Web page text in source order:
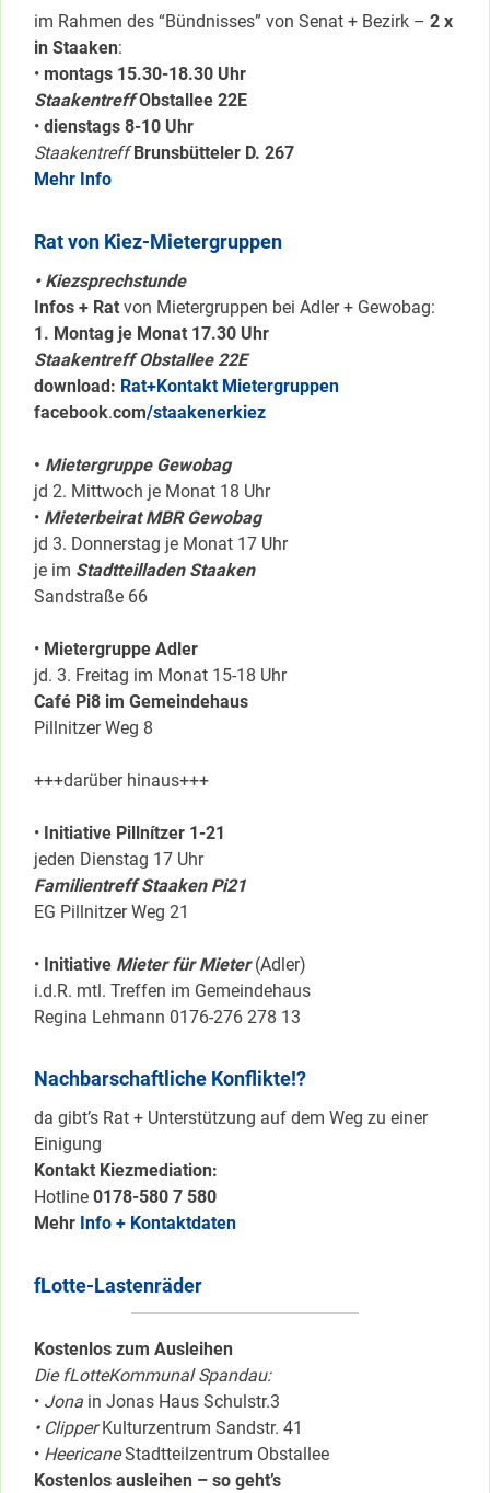
im Rahmen des “Bündnisses” von Senat + Bezirk – 2 x
in Staaken:
• montags 15.30-18.30 Uhr
Staakentreff Obstallee 22E
• dienstags 8-10 Uhr
Staakentreff Brunsbütteler D. 267
Mehr Info
Rat von Kiez-Mietergruppen
• Kiezsprechstunde
Infos + Rat von Mietergruppen bei Adler + Gewobag:
1. Montag je Monat 17.30 Uhr
Staakentreff Obstallee 22E
download: Rat+Kontakt Mietergruppen
facebook.com/staakenerkiez
• Mietergruppe Gewobag
jd 2. Mittwoch je Monat 18 Uhr
• Mieterbeirat MBR Gewobag
jd 3. Donnerstag je Monat 17 Uhr
je im Stadtteilladen Staaken
Sandstraße 66
• Mietergruppe Adler
jd. 3. Freitag im Monat 15-18 Uhr
Café Pi8 im Gemeindehaus
Pillnitzer Weg 8
+++darüber hinaus+++
• Initiative Pillnítzer 1-21
jeden Dienstag 17 Uhr
Familientreff Staaken Pi21
EG Pillnitzer Weg 21
• Initiative Mieter für Mieter(Adler)
i.d.R. mtl. Treffen im Gemeindehaus
Regina Lehmann 0176-276 278 13
Nachbarschaftliche Konflikte!?
da gibt’s Rat + Unterstützung auf dem Weg zu einer
Einigung
Kontakt Kiezmediation:
Hotline 0178-580 7 580
Mehr Info + Kontaktdaten
fLotte-Lastenräder
Kostenlos zum Ausleihen
Die fLotteKommunal Spandau:
• Jona in Jonas Haus Schulstr.3
• ClipperKulturzentrum Sandstr. 41
• HeericaneStadtteilzentrum Obstallee
Kostenlos ausleihen – so geht’s